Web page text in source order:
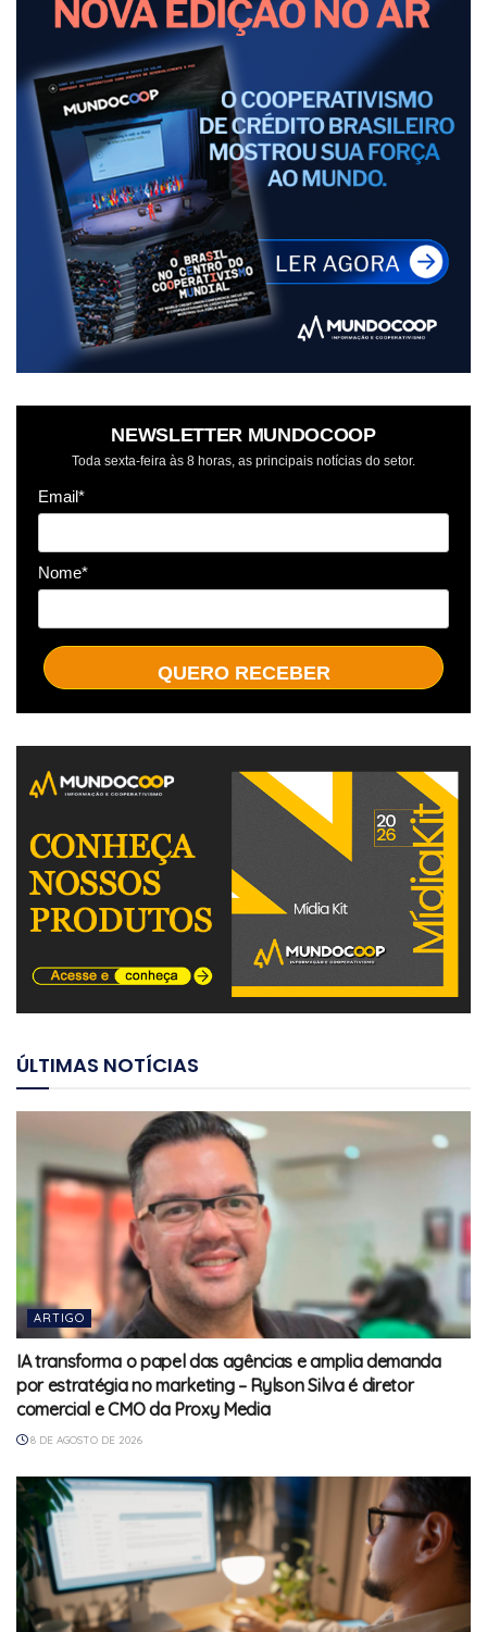
NEWSLETTER MUNDOCOOP
Toda sexta-feira às 8 horas, as principais notícias do setor.
Email*
Nome*
QUERO RECEBER
ÚLTIMAS NOTÍCIAS
ARTIGO
IA transforma o papel das agências e amplia demanda
por estratégia no marketing – Rylson Silva é diretor
comercial e CMO da Proxy Media
8 DE AGOSTO DE 2026